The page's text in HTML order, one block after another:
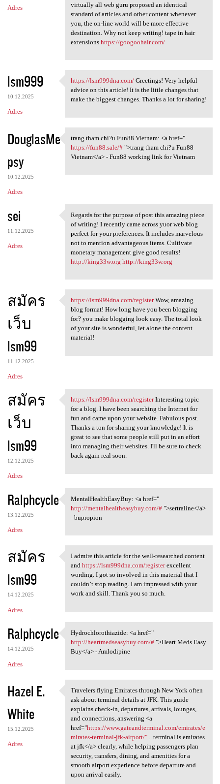
Adres
virtually all web guru proposed an identical
standard of articles and other content whenever
you, the on-line world will be more effective
destination. Why not keep writing! tape in hair
extensions https://googoohair.com/
lsm999
10.12.2025
Adres
https://lsm999dna.com/
https://lsm999dna.com/Greetings! Very helpful
advice on this article! It is the little changes that
make the biggest changes. Thanks a lot for sharing!
DouglasMe
psy
10.12.2025
Adres
trang tham chi?u Fun88
trang tham chi?u Fun88 Vietnam: <a href="
https://fun88.sale/#">trang tham chi?u Fun88
Vietnam</a> - Fun88 working link for Vietnam
sei
11.12.2025
Adres
Regards for the purpose of
Regards for the purpose of post this amazing piece
of writing! I recently came across yuor web blog
perfect for your preferences. It includes marvelous
not to mention advantageous items. Cultivate
monetary management give good results!
http://king33w.org http://king33w.org
สมัคร
เว็บ
lsm99
11.12.2025
Adres
https://lsm999dna.com
https://lsm999dna.com/registerWow, amazing
blog format! How long have you been blogging
for? you make blogging look easy. The total look
of your site is wonderful, let alone the content
material!
สมัคร
เว็บ
lsm99
12.12.2025
Adres
https://lsm999dna.com
https://lsm999dna.com/registerInteresting topic
for a blog. I have been searching the Internet for
fun and came upon your website. Fabulous post.
Thanks a ton for sharing your knowledge! It is
great to see that some people still put in an effort
into managing their websites. I'll be sure to check
back again real soon.
Ralphcycle
13.12.2025
Adres
MentalHealthEasyBuy: <a href=
MentalHealthEasyBuy: <a href="
http://mentalhealtheasybuy.com/#">sertraline</a>
- bupropion
สมัคร
lsm99
14.12.2025
Adres
I admire this article for the
I admire this article for the well-researched content
and https://lsm999dna.com/registerexcellent
wording. I got so involved in this material that I
couldn’t stop reading. I am impressed with your
work and skill. Thank you so much.
Ralphcycle
14.12.2025
Adres
Hydrochlorothiazide: <a href=
Hydrochlorothiazide: <a href="
http://heartmedseasybuy.com/#">Heart Meds Easy
Buy</a> - Amlodipine
Hazel E.
White
15.12.2025
Adres
Travelers flying Emirates
Travelers flying Emirates through New York often
ask about terminal details at JFK. This guide
explains check-in, departures, arrivals, lounges,
and connections, answering <a
href="https://www.gateandterminal.com/emirates/e
mirates-terminal-jfk-airport/"...
terminal is emirates
at jfk</a> clearly, while helping passengers plan
security, transfers, dining, and amenities for a
smooth airport experience before departure and
upon arrival easily.